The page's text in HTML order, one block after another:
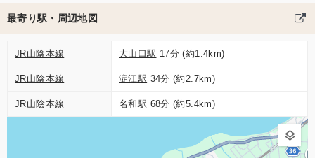
最寄り駅・周辺地図
JR山陰本線 大山口駅 17分 (約1.4km)
JR山陰本線 淀江駅 34分 (約2.7km)
JR山陰本線 名和駅 68分 (約5.4km)